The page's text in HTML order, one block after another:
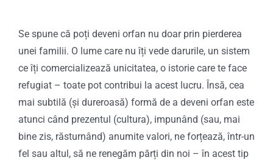
Se spune că poți deveni orfan nu doar prin pierderea
unei familii. O lume care nu îți vede darurile, un sistem
ce îți comercializează unicitatea, o istorie care te face
refugiat – toate pot contribui la acest lucru. Însă, cea
mai subtilă (și dureroasă) formă de a deveni orfan este
atunci când prezentul (cultura), impunând (sau, mai
bine zis, răsturnând) anumite valori, ne forțează, într-un
fel sau altul, să ne renegăm părți din noi – în acest tip